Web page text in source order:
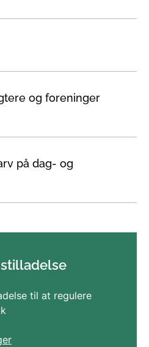
og foreninger
på dag- og
til at regulere